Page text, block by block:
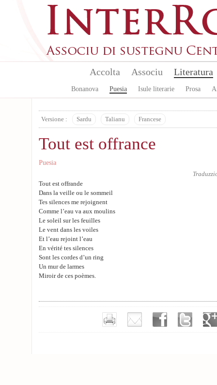
Accolta Associu Literatura
Bonanova Puesia Isule literarie Prosa
Versione : Sardu Talianu Francese
Tout est offrance
Puesia
Tout est offrande
Dans la veille ou le sommeil
Tes silences me rejoignent
Comme l’eau va aux moulins
Le soleil sur les feuilles
Le vent dans les voiles
Et l’eau rejoint l’eau
En vérité tes silences
Sont les cordes d’un ring
Un mur de larmes
Miroir de ces poèmes.